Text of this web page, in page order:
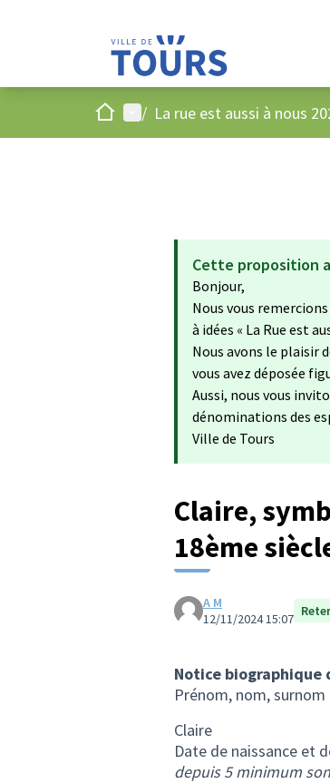
AccueilMenu principal
/ La rue est aussi à nous
Cette proposition
Bonjour,
Nous vous
à idées « La Rue est
Nous avons le plaisir
vous avez déposée
Aussi, nous vous
dénominations des
Ville de Tours
Claire,
18ème
A M
12/11/2024 15:07
Notice biographique
Prénom, nom, surnom
Claire
Date de naissance et
depuis 5 minimum